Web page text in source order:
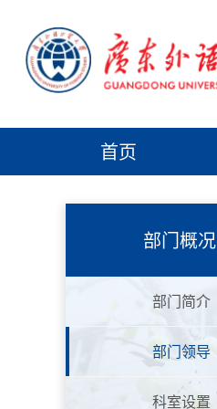
首页
部门概况
部门简介
部门领导
科室设置